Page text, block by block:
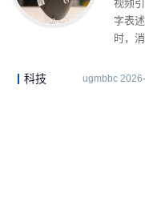
视频
字表
时，
科技 ugmbbc